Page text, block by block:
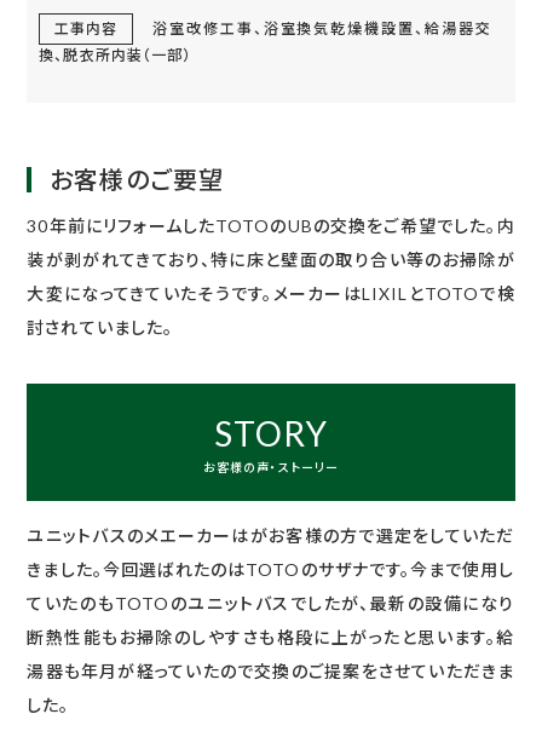
工事内容
浴室改修工事、浴室換気乾燥機設置、給湯器交
換、脱衣所内装（一部）
お客様のご要望
30年前にリフォームしたTOTOのUBの交換をご希望でした。内
装が剥がれてきており、特に床と壁面の取り合い等のお掃除が
大変になってきていたそうです。メーカーはLIXILとTOTOで検
討されていました。
STORY
お客様の声・ストーリー
ユニットバスのメエーカーはがお客様の方で選定をしていただ
きました。今回選ばれたのはTOTOのサザナです。今まで使用し
ていたのもTOTOのユニットバスでしたが、最新の設備になり
断熱性能もお掃除のしやすさも格段に上がったと思います。給
湯器も年月が経っていたので交換のご提案をさせていただきま
した。